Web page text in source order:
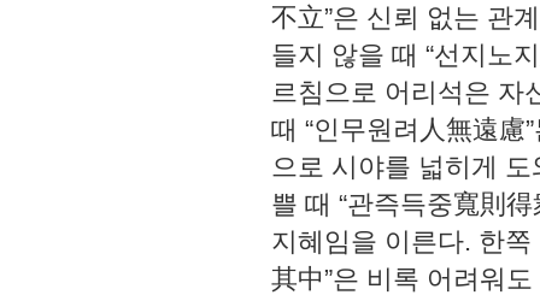
不立”은 신뢰 없는 관
들지 않을 때 “선지노
르침으로 어리석은 자
때 “인무원려人無遠慮
으로 시야를 넓히게
쁠 때 “관즉득중寬則
지혜임을 이른다. 한
其中”은 비록 어려워